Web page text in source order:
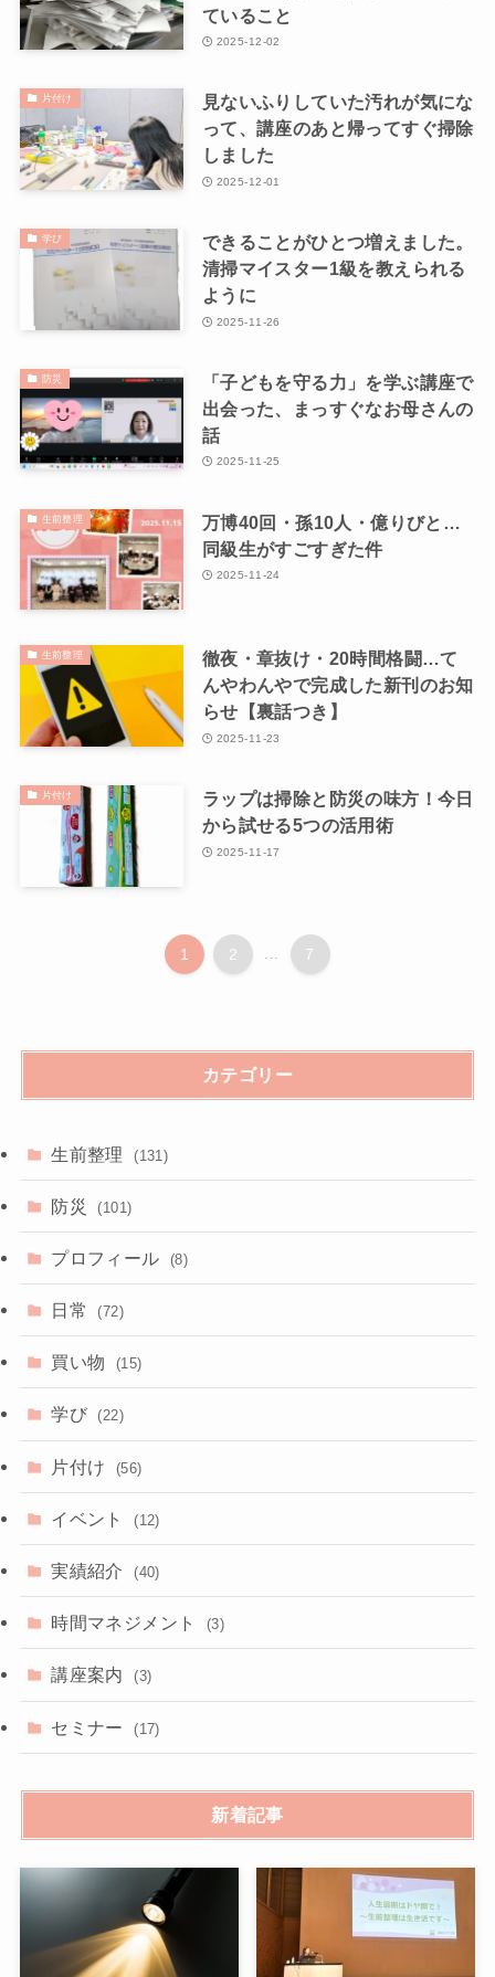
ていること
2025-12-02
片付け
見ないふりしていた汚れが気にな
って、講座のあと帰ってすぐ掃除
しました
2025-12-01
学び
できることがひとつ増えました。
清掃マイスター1級を教えられる
ように
2025-11-26
防災
「子どもを守る力」を学ぶ講座で
出会った、まっすぐなお母さんの
話
2025-11-25
生前整理
万博40回・孫10人・億りびと…
同級生がすごすぎた件
2025-11-24
生前整理
徹夜・章抜け・20時間格闘…て
んやわんやで完成した新刊のお知
らせ【裏話つき】
2025-11-23
片付け
ラップは掃除と防災の味方！今日
から試せる5つの活用術
2025-11-17
1 2 7
カテゴリー
生前整理 (131)
防災 (101)
プロフィール (8)
日常 (72)
買い物 (15)
学び (22)
片付け (56)
イベント (12)
実績紹介 (40)
時間マネジメント (3)
講座案内 (3)
セミナー (17)
新着記事